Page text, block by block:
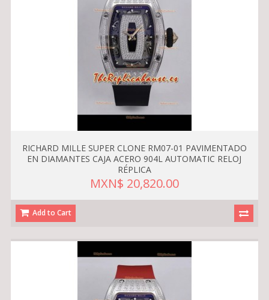
RICHARD MILLE SUPER CLONE RM07-01 PAVIMENTADO
EN DIAMANTES CAJA ACERO 904L AUTOMATIC RELOJ
RÉPLICA
MXN$ 20,820.00
Add to Cart